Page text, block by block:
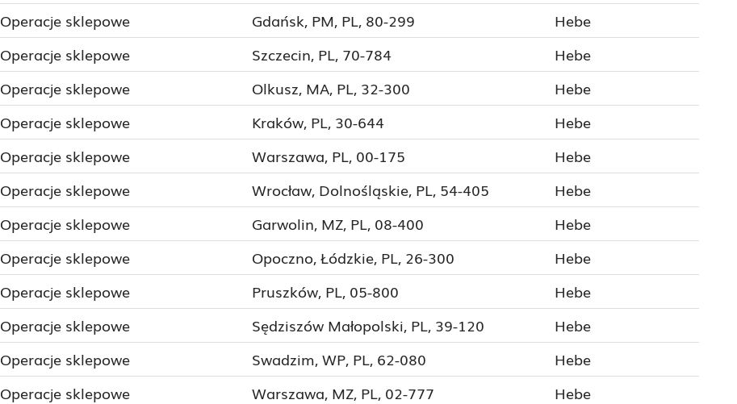
Operacje sklepowe Gdańsk, PM, PL, 80-299
Hebe
Operacje sklepowe Szczecin, PL, 70-784
Hebe
Operacje sklepowe Olkusz, MA, PL, 32-300
Hebe
Operacje sklepowe Kraków, PL, 30-644
Hebe
Operacje sklepowe Warszawa, PL, 00-175
Hebe
Operacje sklepowe Wrocław, Dolnośląskie, PL, 54-405
Hebe
Operacje sklepowe Garwolin, MZ, PL, 08-400
Hebe
Operacje sklepowe Opoczno, Łódzkie, PL, 26-300
Hebe
Operacje sklepowe Pruszków, PL, 05-800
Hebe
Operacje sklepowe Sędziszów Małopolski, PL, 39-120
Hebe
Operacje sklepowe Swadzim, WP, PL, 62-080
Hebe
Operacje sklepowe Warszawa, MZ, PL, 02-777
Hebe